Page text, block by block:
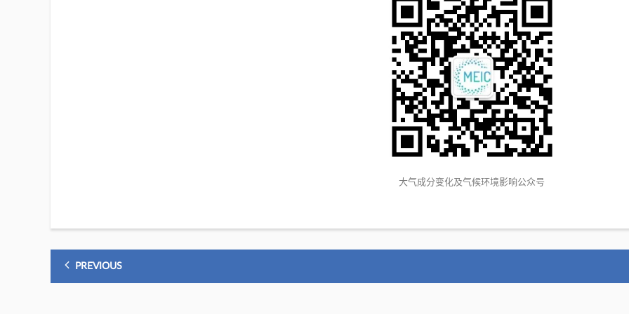
大气成分变化及气候环境影响公众号
PREVIOUS